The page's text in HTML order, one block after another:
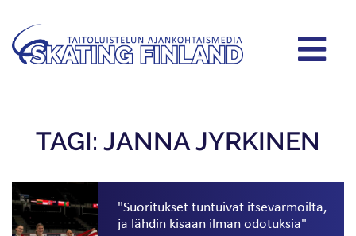
TAGI: JANNA JYRKINEN
"Suoritukset tuntuivat itsevarmoilta,
ja lähdin kisaan ilman odotuksia"